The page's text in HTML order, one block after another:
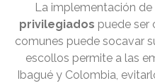
La implementación de
privilegiados puede ser
comunes puede socavar
escollos permite a las
Ibagué y Colombia,